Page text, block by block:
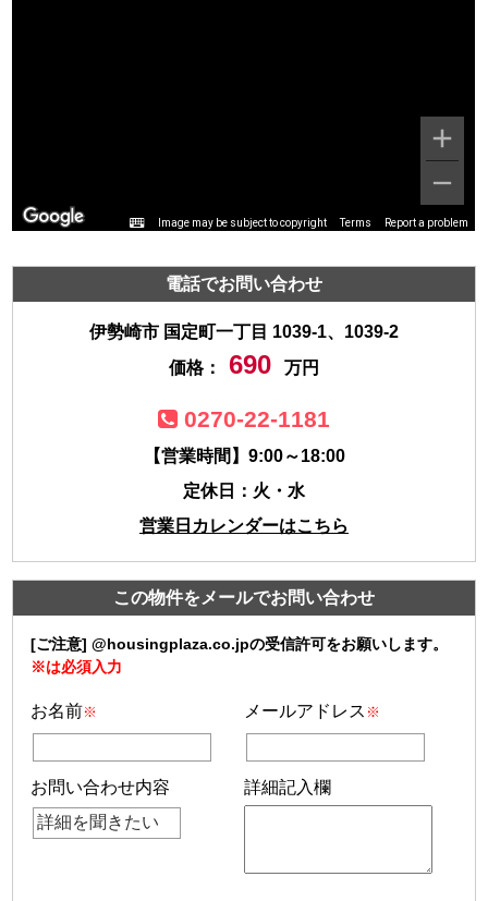
Image may be subject to copyright Terms Report a problem
電話でお問い合わせ
伊勢崎市 国定町一丁目 1039-1、1039-2
価格：
690 万円
0270-22-1181
【営業時間】9:00～18:00
定休日：火・水
営業日カレンダーはこちら
この物件をメールでお問い合わせ
[ご注意] @housingplaza.co.jpの受信許可をお願いします。
※は必須入力
お名前※ メールアドレス ※
お問い合わせ内容 詳細記入欄